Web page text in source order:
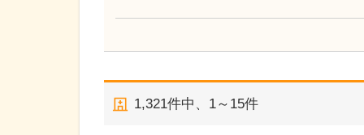
1,321件中、 1～15件